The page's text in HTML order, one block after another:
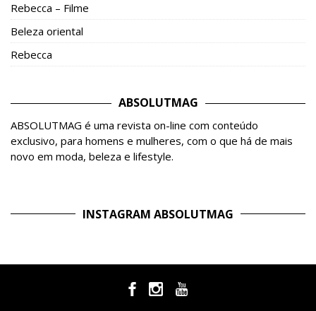
Rebecca – Filme
Beleza oriental
Rebecca
ABSOLUTMAG
ABSOLUTMAG é uma revista on-line com conteúdo
exclusivo, para homens e mulheres, com o que há de mais
novo em moda, beleza e lifestyle.
INSTAGRAM ABSOLUTMAG